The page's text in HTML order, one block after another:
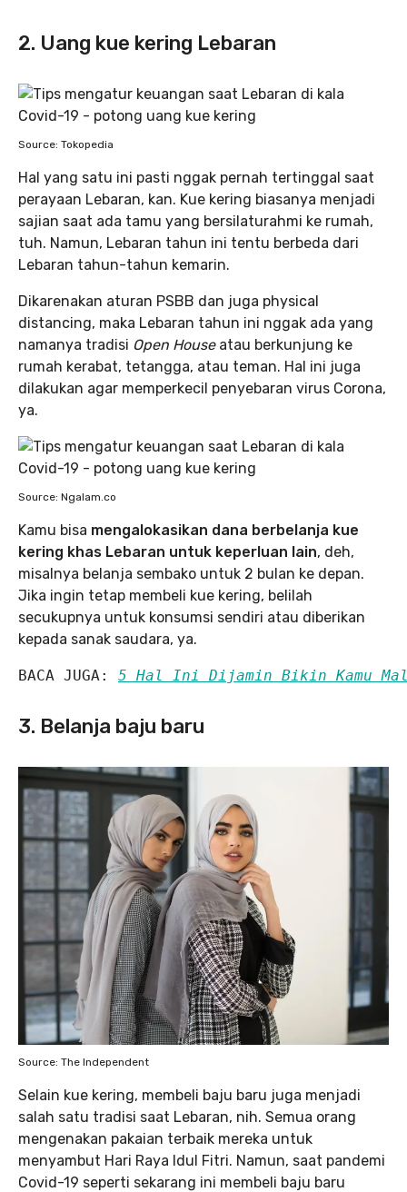
2. Uang kue kering Lebaran
Source: Tokopedia
Hal yang satu ini pasti nggak pernah tertinggal saat
perayaan Lebaran, kan. Kue kering biasanya menjadi
sajian saat ada tamu yang bersilaturahmi ke rumah,
tuh. Namun, Lebaran tahun ini tentu berbeda dari
Lebaran tahun-tahun kemarin.
Dikarenakan aturan PSBB dan juga physical
distancing, maka Lebaran tahun ini nggak ada yang
namanya tradisi Open Houseatau berkunjung ke
rumah kerabat, tetangga, atau teman. Hal ini juga
dilakukan agar memperkecil penyebaran virus Corona,
ya.
Source: Ngalam.co
Kamu bisa mengalokasikan dana berbelanja kue
kering khas Lebaran untuk keperluan lain, deh,
misalnya belanja sembako untuk 2 bulan ke depan.
Jika ingin tetap membeli kue kering, belilah
secukupnya untuk konsumsi sendiri atau diberikan
kepada sanak saudara, ya.
BACA JUGA: 5 Hal Ini Dijamin Bikin Kamu
3. Belanja baju baru
Source: The Independent
Selain kue kering, membeli baju baru juga menjadi
salah satu tradisi saat Lebaran, nih. Semua orang
mengenakan pakaian terbaik mereka untuk
menyambut Hari Raya Idul Fitri. Namun, saat pandemi
Covid-19 seperti sekarang ini membeli baju baru